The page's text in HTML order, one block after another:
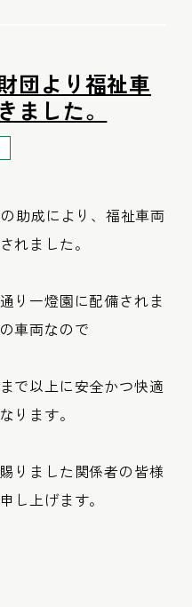
団より福祉車
ました。
助成により、福祉車両
れました。
り一燈園に配備されま
車両なので
で以上に安全かつ快適
ります。
りました関係者の皆様
し上げます。